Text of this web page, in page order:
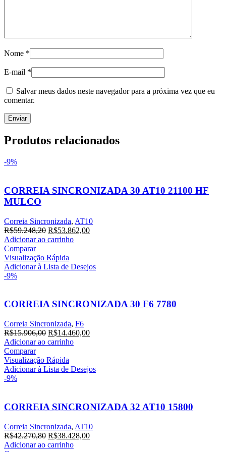
Nome *
E-mail *
Salvar meus dados neste navegador para a próxima vez que eu
comentar.
Produtos relacionados
-9%
CORREIA SINCRONIZADA 30 AT10 21100 HF
MULCO
Correia Sincronizada, AT10
R$59.248,20 O
preço
era:
R$59.248,20.
R$53.862,00O
R$53.862,00.
Adicionar ao carrinho
Comparar
Visualização Rápida
Adicionar à Lista de Desejos
-9%
CORREIA SINCRONIZADA 30 F6 7780
Correia Sincronizada, F6
R$15.906,00 O
preço
era:
R$15.906,00.
R$14.460,00O
R$14.460,00.
Adicionar ao carrinho
Comparar
Visualização Rápida
Adicionar à Lista de Desejos
-9%
CORREIA SINCRONIZADA 32 AT10 15800
Correia Sincronizada, AT10
R$42.270,80 O
preço
R$38.428,00O
Adicionar ao carrinho